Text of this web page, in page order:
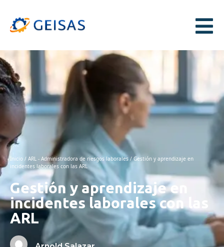
Inicio / ARL - Administradora de riesgos laborales / Gestión y aprendizaje en
incidentes laborales con las ARL
Gestión y aprendizaje en
incidentes laborales con las
ARL